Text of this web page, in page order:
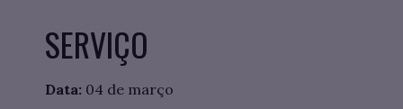
SERVIÇO
Data: 04 de março